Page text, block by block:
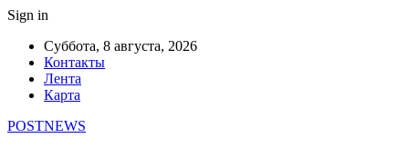
Sign in
Суббота, 8 августа, 2026
Контакты
Лента
Карта
POSTNEWS